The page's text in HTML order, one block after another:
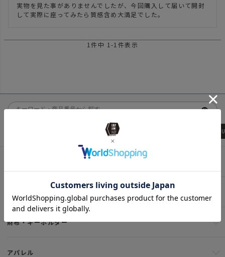
実物を見た事がありませんでしたが、今回購入して届いて開封
して実際に座ってみたら質感含め大満足でした。
1件中 1 -1 件表示
ローバーチェア
財布・キーホルダー
アパレル